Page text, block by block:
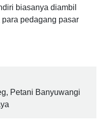
biasanya diambil
pedagang pasar
Petani Banyuwangi